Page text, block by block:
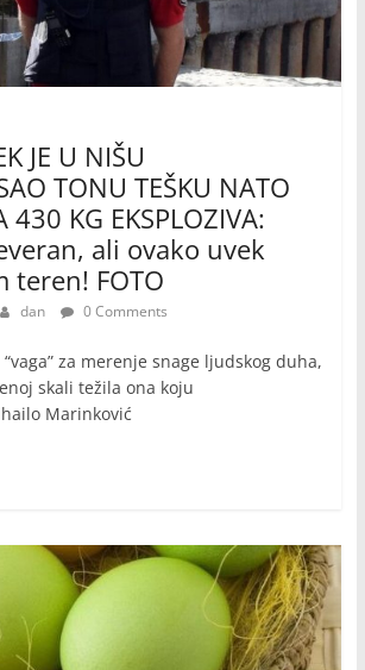
JE U NIŠU
TONU TEŠKU NATO
430 KG EKSPLOZIVA:
ali ovako uvek
teren! FOTO
dan 0 Comments
za merenje snage ljudskog duha,
skali težila ona koju
Marinković